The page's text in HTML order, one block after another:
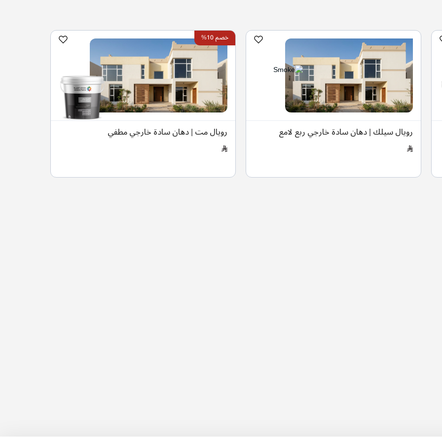
رويال سيلك | دهان سادة خارجي ربع لامع
خصم 10%
رويال مت | دهان سادة خارجي مطفي